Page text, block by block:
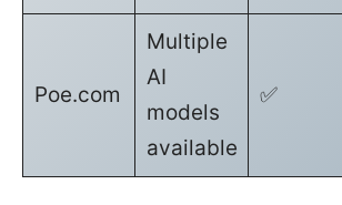
Poe.com
Multiple
AI
models
available
✅